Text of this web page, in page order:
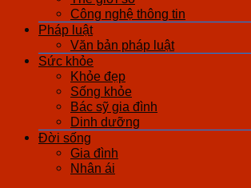
Công nghệ thông tin
Pháp luật
Văn bản pháp luật
Sức khỏe
Khỏe đẹp
Sống khỏe
Bác sỹ gia đình
Dinh dưỡng
Đời sống
Gia đình
Nhân ái